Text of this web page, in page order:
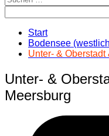
Start
Bodensee
Unter- &
Unter- &
Meersburg